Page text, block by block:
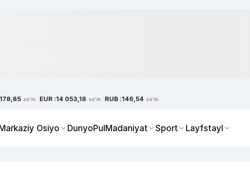
so'm EUR :14 053,18 so'm RUB :146,54 so'm
Osiyo DunyoPulMadaniyat Sport Layfstayl